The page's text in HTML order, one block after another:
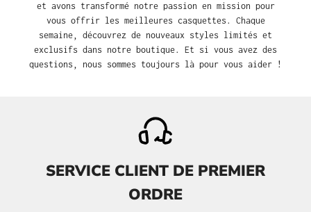
et avons transformé notre passion en mission pour
vous offrir les meilleures casquettes. Chaque
semaine, découvrez de nouveaux styles limités et
exclusifs dans notre boutique. Et si vous avez des
questions, nous sommes toujours là pour vous aider !
SERVICE CLIENT DE PREMIER
ORDRE